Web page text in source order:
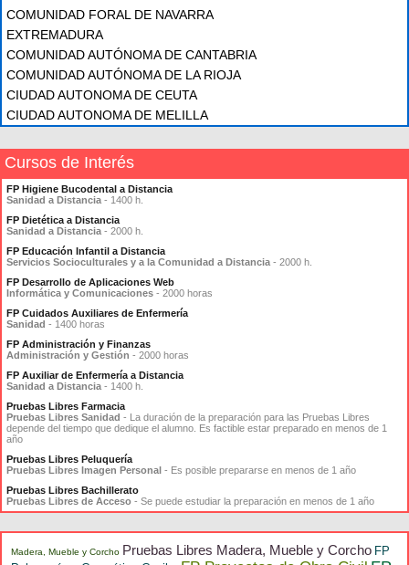
COMUNIDAD FORAL DE NAVARRA
EXTREMADURA
COMUNIDAD AUTÓNOMA DE CANTABRIA
COMUNIDAD AUTÓNOMA DE LA RIOJA
CIUDAD AUTONOMA DE CEUTA
CIUDAD AUTONOMA DE MELILLA
Cursos de Interés
FP Higiene Bucodental a Distancia
Sanidad a Distancia - 1400 h.
FP Dietética a Distancia
Sanidad a Distancia - 2000 h.
FP Educación Infantil a Distancia
Servicios Socioculturales y a la Comunidad a Distancia - 2000 h.
FP Desarrollo de Aplicaciones Web
Informática y Comunicaciones - 2000 horas
FP Cuidados Auxiliares de Enfermería
Sanidad - 1400 horas
FP Administración y Finanzas
Administración y Gestión - 2000 horas
FP Auxiliar de Enfermería a Distancia
Sanidad a Distancia - 1400 h.
Pruebas Libres Farmacia
Pruebas Libres Sanidad - La duración de la preparación para las Pruebas Libres
depende del tiempo que dedique el alumno. Es factible estar preparado en menos de 1
año
Pruebas Libres Peluquería
Pruebas Libres Imagen Personal - Es posible prepararse en menos de 1 año
Pruebas Libres Bachillerato
Pruebas Libres de Acceso - Se puede estudiar la preparación en menos de 1 año
Madera, Mueble y Corcho Pruebas Libres Madera, Mueble y Corcho FP